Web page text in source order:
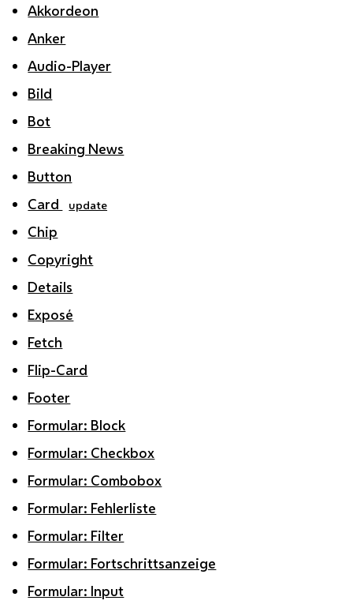
Akkordeon
Anker
Audio-Player
Bild
Bot
Breaking News
Button
Card
update
Chip
Copyright
Details
Exposé
Fetch
Flip-Card
Footer
Formular: Block
Formular: Checkbox
Formular: Combobox
Formular: Fehlerliste
Formular: Filter
Formular: Fortschrittsanzeige
Formular: Input